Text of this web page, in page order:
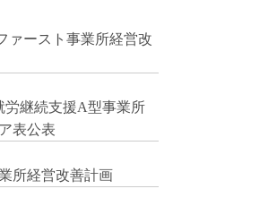
ァースト事業所経営改
労継続支援A型事業所
表公表
所経営改善計画